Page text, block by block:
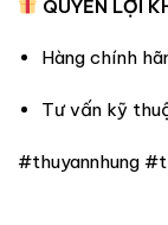
QUYỀN LỢI
Hàng chính
Tư vấn kỹ
#thuyannhung